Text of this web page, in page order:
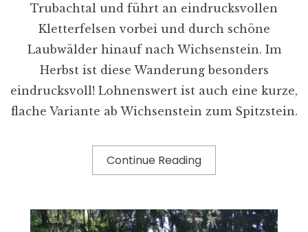
Trubachtal und führt an eindrucksvollen
Kletterfelsen vorbei und durch schöne
Laubwälder hinauf nach Wichsenstein. Im
Herbst ist diese Wanderung besonders
eindrucksvoll! Lohnenswert ist auch eine kurze,
flache Variante ab Wichsenstein zum Spitzstein.
Continue Reading